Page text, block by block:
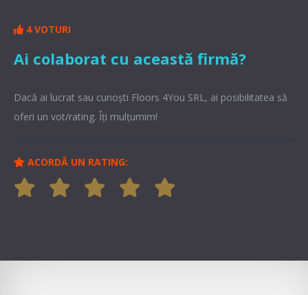
4 VOTURI
Ai colaborat cu această firmă?
Dacă ai lucrat sau cunoşti Floors 4You SRL, ai posibilitatea să
oferi un vot/rating. Îți mulțumim!
ACORDĂ UN RATING: